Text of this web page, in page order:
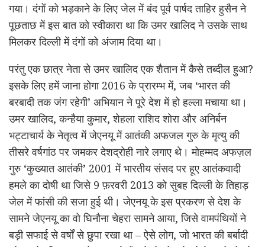
गया। दंगों को भड़काने के लिए जेल में बंद पूर्व पार्षद ताहिर हुसैन ने
पूछताछ में इस बात को स्वीकारा था कि उमर खालिद ने उसके साथ
मिलकर दिल्ली में दंगों को अंजाम दिया था।
परंतु एक छात्र नेता से उमर खालिद एक शैतान में कैसे तब्दील हुआ?
इसके लिए हमें जाना होगा 2016 के प्रारम्भ में, जब ‘भारत की
बरबादी तक जंग रहेगी’ अभियान ने पूरे देश में हो हल्ला मचाया था।
उमर खालिद, कन्हैया कुमार, शेहला राशिद शोरा और अनिर्बन
भट्टाचार्य के नेतृत्व में जेएनयू में आतंकी अफजल गुरु के मृत्यु की
तीसरे वर्षगांठ पर जमकर देशद्रोही नारे लगाए थे। मोहम्मद अफज़ल
गुरु ‘कुख्यात आतंकी’ 2001 में भारतीय संसद पर हूए आतंकवादी
हमले का दोषी था जिसे 9 फ़रवरी 2013 को सुबह दिल्ली के तिहाड़
जेल में फांसी की सजा हुई थी। जेएनयू के इस प्रकरण से देश के
सामने जेएनयू का वो घिनौना चेहरा सामने आया, जिसे वामपंथियों ने
बड़ी सफाई से वर्षों से छुपा रखा था – ऐसे लोग, जो भारत की बर्बादी